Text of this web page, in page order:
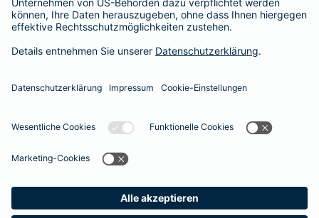
Vermittler nach Namen, Stadt oder PLZ suchen
Startseite Schmalkalden
Datenschutz Impressum/Rechtshinweise
Barrierefreiheit
Datenschutz-Einstellungen
Einfach. Menschlich.